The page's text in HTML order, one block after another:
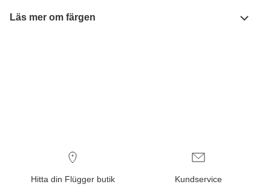
Läs mer om färgen
Hitta din Flügger butik Kundservice